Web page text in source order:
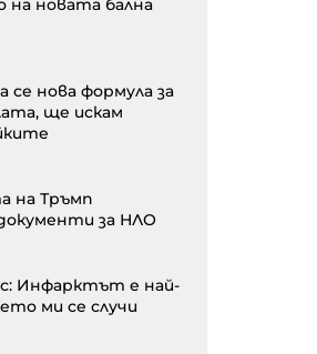
новата бална
се нова формула за
ще искам
на Тръмп
за НЛО
Инфарктът е най-
ми се случи